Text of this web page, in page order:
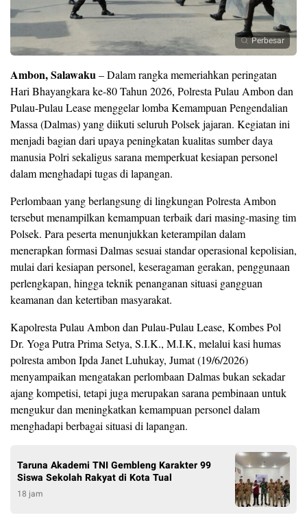
Perbesar
Ambon, Salawaku– Dalam rangka memeriahkan peringatan
Hari Bhayangkara ke-80 Tahun 2026, Polresta Pulau Ambon dan
Pulau-Pulau Lease menggelar lomba Kemampuan Pengendalian
Massa (Dalmas) yang diikuti seluruh Polsek jajaran. Kegiatan ini
menjadi bagian dari upaya peningkatan kualitas sumber daya
manusia Polri sekaligus sarana memperkuat kesiapan personel
dalam menghadapi tugas di lapangan.
Perlombaan yang berlangsung di lingkungan Polresta Ambon
tersebut menampilkan kemampuan terbaik dari masing-masing tim
Polsek. Para peserta menunjukkan keterampilan dalam
menerapkan formasi Dalmas sesuai standar operasional kepolisian,
mulai dari kesiapan personel, keseragaman gerakan, penggunaan
perlengkapan, hingga teknik penanganan situasi gangguan
keamanan dan ketertiban masyarakat.
Kapolresta Pulau Ambon dan Pulau-Pulau Lease, Kombes Pol
Dr. Yoga Putra Prima Setya, S.I.K., M.I.K, melalui kasi humas
polresta ambon Ipda Janet Luhukay, Jumat (19/6/2026)
menyampaikan mengatakan perlombaan Dalmas bukan sekadar
ajang kompetisi, tetapi juga merupakan sarana pembinaan untuk
mengukur dan meningkatkan kemampuan personel dalam
menghadapi berbagai situasi di lapangan.
Taruna Akademi TNI Gembleng Karakter 99
Siswa Sekolah Rakyat di Kota Tual
18 jam